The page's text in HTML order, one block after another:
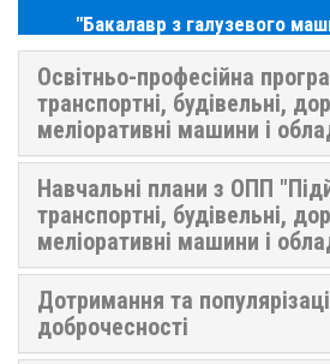
"Бакалавр з галузевого
Освітньо-професійна
транспортні, будівельні,
меліоративні машини і
Навчальні плани з ОПП
транспортні, будівельні,
меліоративні машини і
Дотримання та
доброчесності